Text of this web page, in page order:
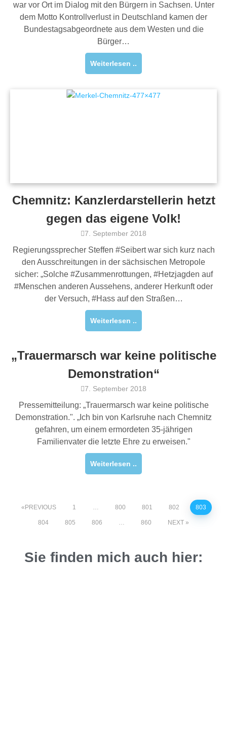
war vor Ort im Dialog mit den Bürgern in Sachsen. Unter
dem Motto Kontrollverlust in Deutschland kamen der
Bundestagsabgeordnete aus dem Westen und die
Bürger…
Weiterlesen ..
Chemnitz: Kanzlerdarstellerin hetzt
gegen das eigene Volk!
7. September 2018
Regierungssprecher Steffen #Seibert war sich kurz nach
den Ausschreitungen in der sächsischen Metropole
sicher: „Solche #Zusammenrottungen, #Hetzjagden auf
#Menschen anderen Aussehens, anderer Herkunft oder
der Versuch, #Hass auf den Straßen…
Weiterlesen ..
„Trauermarsch war keine politische
Demonstration“
7. September 2018
Pressemitteilung: „Trauermarsch war keine politische
Demonstration.". „Ich bin von Karlsruhe nach Chemnitz
gefahren, um einem ermordeten 35-jährigen
Familienvater die letzte Ehre zu erweisen."
Weiterlesen ..
PREVIOUS 1 … 800 801 802 803
804 805 806 … 860 NEXT
Sie finden mich auch hier: